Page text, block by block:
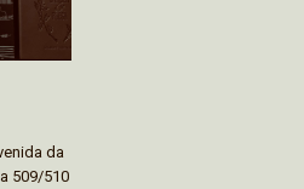
da
509/510